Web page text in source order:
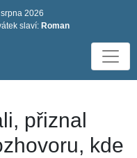
2026
slaví: Roman
přiznal
kde